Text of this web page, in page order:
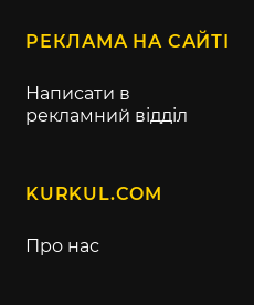
РЕКЛАМА НА САЙТІ
Написати в
рекламний відділ
KURKUL.COM
Про нас